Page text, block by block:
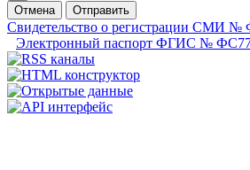
Отмена
Отправить
Свидетельство о регистрации СМИ №
Электронный паспорт ФГИС №